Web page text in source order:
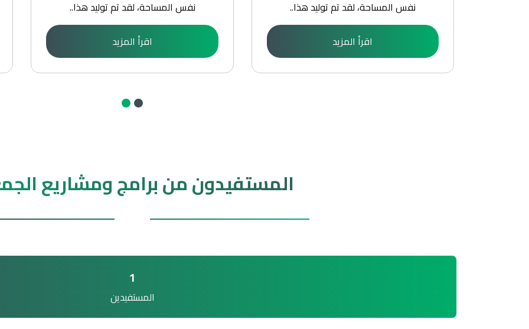
نفس المساحة، لقد تم توليد هذا..
اقرأ المزيد
نفس المساحة، لقد تم توليد هذا..
اقرأ المزيد
المستفيدون من برامج ومشاريع
1
المستفيدين